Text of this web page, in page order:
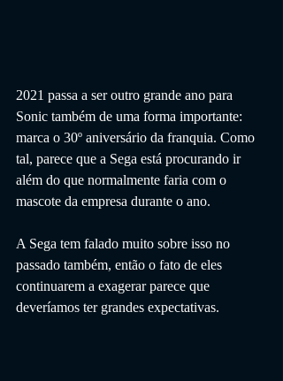
2021 passa a ser outro grande ano para
Sonic também de uma forma importante:
marca o 30º aniversário da franquia. Como
tal, parece que a Sega está procurando ir
além do que normalmente faria com o
mascote da empresa durante o ano.
A Sega tem falado muito sobre isso no
passado também, então o fato de eles
continuarem a exagerar parece que
deveríamos ter grandes expectativas.